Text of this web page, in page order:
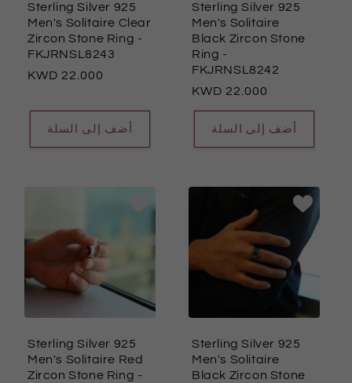
Sterling Silver 925
Men's Solitaire Clear
Zircon Stone Ring -
FKJRNSL8243
السعر22.000
أضف إلى السلة
Sterling Silver 925
Men's Solitaire
Black Zircon Stone
Ring -
FKJRNSL8242
السعر
العادي
22.000
أضف إلى السلة
Sterling Silver 925
Men's Solitaire Red
Zircon Stone Ring -
Sterling Silver 925
Men's Solitaire
Black Zircon Stone